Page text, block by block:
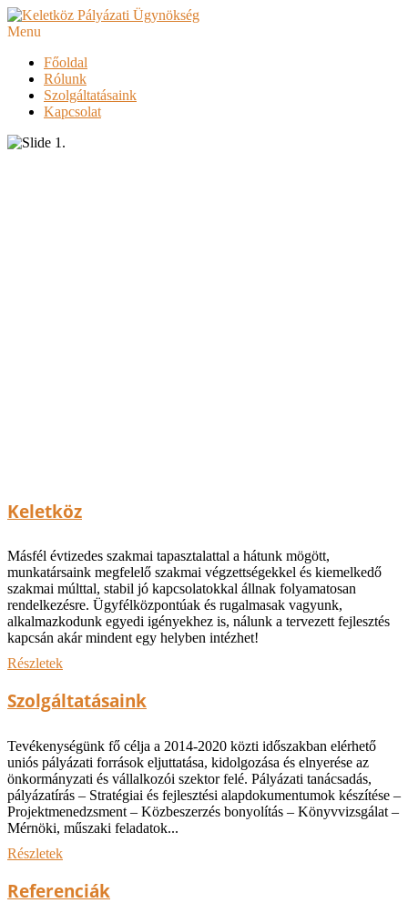
Menu
Főoldal
Rólunk
Szolgáltatásaink
Kapcsolat
Keletköz
Másfél évtizedes szakmai tapasztalattal a hátunk mögött,
munkatársaink megfelelő szakmai végzettségekkel és kiemelkedő
szakmai múlttal, stabil jó kapcsolatokkal állnak folyamatosan
rendelkezésre. Ügyfélközpontúak és rugalmasak vagyunk,
alkalmazkodunk egyedi igényekhez is, nálunk a tervezett fejlesztés
kapcsán akár mindent egy helyben intézhet!
Részletek
Szolgáltatásaink
Tevékenységünk fő célja a 2014-2020 közti időszakban elérhető
uniós pályázati források eljuttatása, kidolgozása és elnyerése az
önkormányzati és vállalkozói szektor felé. Pályázati tanácsadás,
pályázatírás – Stratégiai és fejlesztési alapdokumentumok készítése –
Projektmenedzsment – Közbeszerzés bonyolítás – Könyvvizsgálat –
Mérnöki, műszaki feladatok...
Részletek
Referenciák